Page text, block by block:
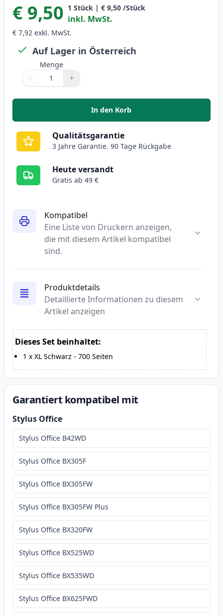
Kompatibel
Eine Liste von Druckern anzeigen,
die mit diesem Artikel kompatibel
sind.
Produktdetails
Detaillierte Informationen zu diesem
Artikel anzeigen
Dieses Set beinhaltet:
1 x XL Schwarz - 700 Seiten
€ 9,50 1 Stück | € 9,50 /Stück
inkl. MwSt.
€ 7,92 exkl. MwSt.
Auf Lager in Österreich
Menge
Menge
Verwenden Sie die Tasten, um anzupassen
− +
Menge 1
In den Korb
, Epson T1291 schwarz
Qualitätsgarantie
3 Jahre Garantie. 90 Tage Rückgabe
Heute versandt
Gratis ab 49 €
Garantiert kompatibel mit
Stylus Office
Stylus Office B42WD
Stylus Office BX305F
Stylus Office BX305FW
Stylus Office BX305FW Plus
Stylus Office BX320FW
Stylus Office BX525WD
Stylus Office BX535WD
Stylus Office BX625FWD